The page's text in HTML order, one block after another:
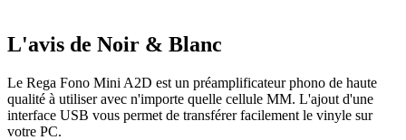
L'avis de Noir & Blanc
Le Rega Fono Mini A2D est un préamplificateur phono de haute
qualité à utiliser avec n'importe quelle cellule MM. L'ajout d'une
interface USB vous permet de transférer facilement le vinyle sur
votre PC.